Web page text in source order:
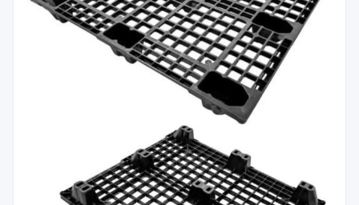
梱包資材
🇺🇸🇰🇷🇹🇼🇻🇳